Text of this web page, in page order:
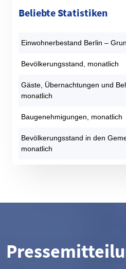
Beliebte Statistiken
Einwohnerbestand Berlin –
Bevölkerungsstand, monatlich
Gäste, Übernachtungen und
monatlich
Baugenehmigungen, monatlich
Bevölkerungsstand in den
monatlich